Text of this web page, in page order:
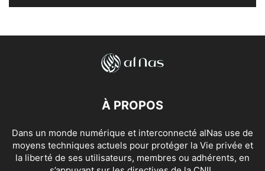
À PROPOS
Dans un monde numérique et interconnecté alNas use de
moyens techniques actuels pour protéger la Vie privée et
la liberté de ses utilisateurs, membres ou adhérents, en